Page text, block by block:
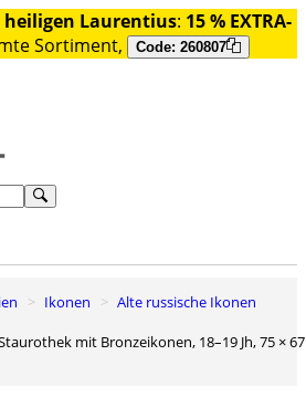
heiligen Laurentius: 15 % EXTRA-
Sortiment, Code: 260807
Ikonen
Alte russische Ikonen